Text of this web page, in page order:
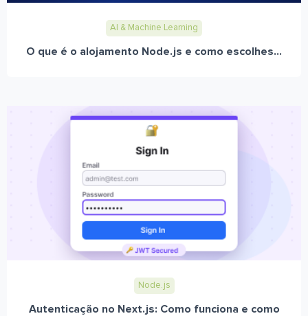
AI & Machine Learning
O que é o alojamento Node.js e como escolhes...
Node.js
Autenticação no Next.js: Como funciona e como